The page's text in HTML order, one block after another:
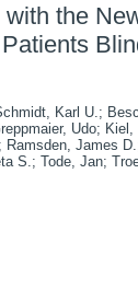
the
Karl U.;
Udo; Kiel,
; Ramsden, James D.
S.; Tode, Jan;